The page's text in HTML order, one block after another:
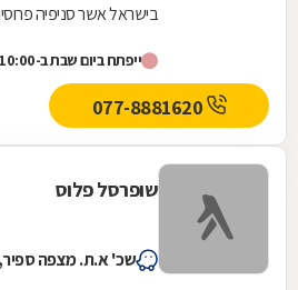
בישראל אשר סניפיה
ייפתח ביום שבת ב-10:00
שופרסל פלוס
שכ' א.ת. מצפה ספיר,